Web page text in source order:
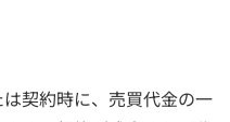
契約時に、売買代金の一